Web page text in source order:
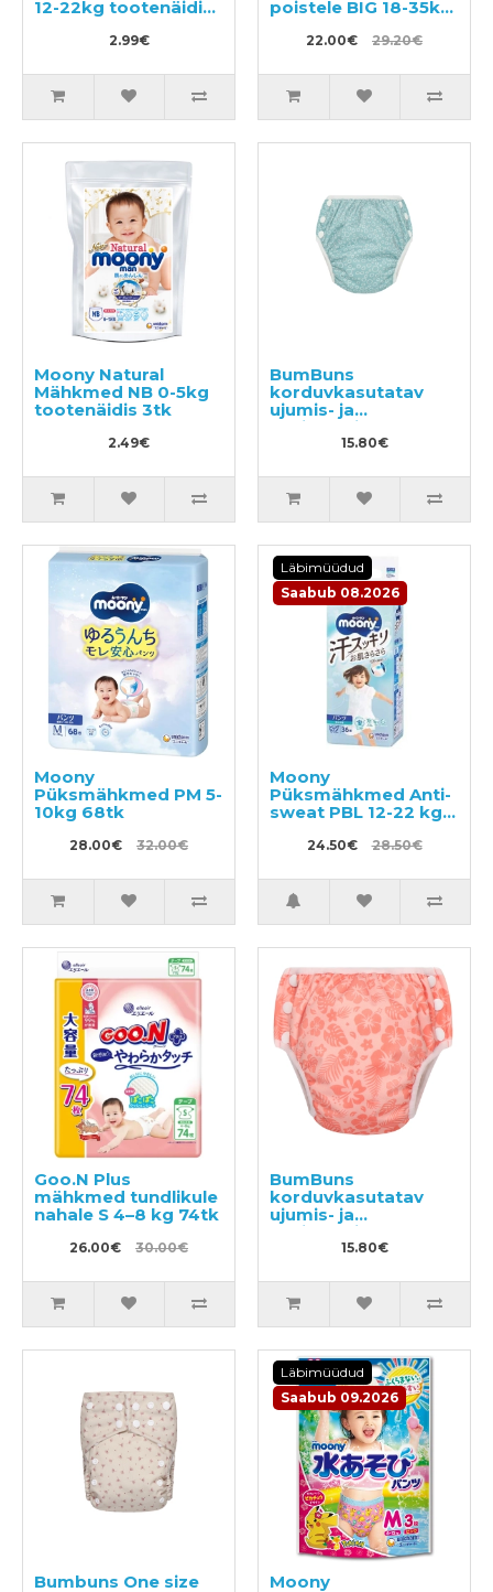
12-22kg tootenäidis
2.99€
poistele BIG 18-35kg
22.00€ 29.20€
Moony Natural
Mähkmed NB 0-5kg
tootenäidis 3tk
2.49€
BumBuns
korduvkasutatav
ujumis- ja
potitreeningu mähe
M 11–15 kg15.80€
Moony
Püksmähkmed PM 5-
10kg 68tk
28.00€ 32.00€
Läbimüüdud
Saabub 08.2026
Moony
Püksmähkmed Anti-
sweat PBL 12-22 kg
24.50€ 28.50€
Goo.N Plus
mähkmed tundlikule
nahale S 4–8 kg 74tk
26.00€ 30.00€
BumBuns
korduvkasutatav
ujumis- ja
potitreeningu mähe
S 8–11kg15.80€
Bumbuns One size
Läbimüüdud
Saabub 09.2026
Moony